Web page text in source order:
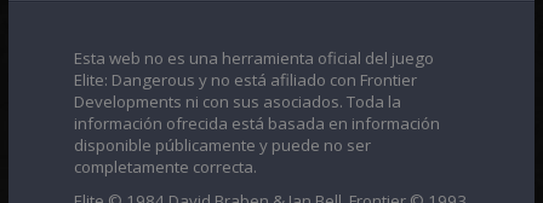
Esta web no es una herramienta oficial del juego
Elite: Dangerous y no está afiliado con Frontier
Developments ni con sus asociados. Toda la
información ofrecida está basada en información
disponible públicamente y puede no ser
completamente correcta.